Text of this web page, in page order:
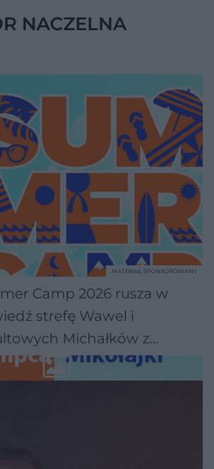
NACZELNA
Camp 2026 rusza w
strefę Wawel i
Michałków z
MATERIAŁ SPONSOROWANY